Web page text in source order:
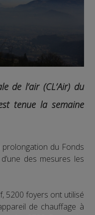
de l’air (CL’Air) du
tenue la semaine
du Fonds
des mesures les
5200 foyers ont utilisé
de chauffage à